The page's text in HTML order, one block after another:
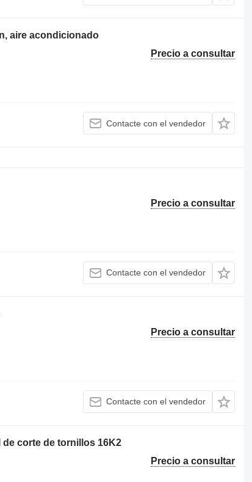
aire acondicionado
Precio a consultar
Contacte con el vendedor
Precio a consultar
Contacte con el vendedor
Precio a consultar
Contacte con el vendedor
corte de tornillos 16K2
Precio a consultar